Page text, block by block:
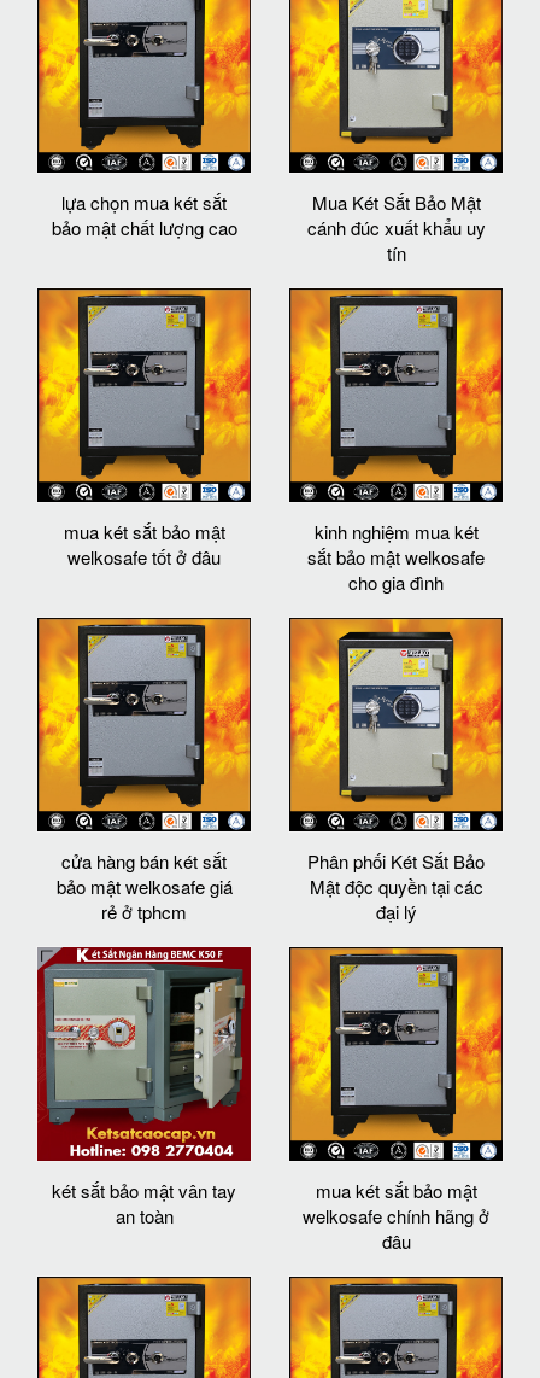
lựa chọn mua két sắt
bảo mật chất lượng cao
Mua Két Sắt Bảo Mật
cánh đúc xuất khẩu uy
tín
mua két sắt bảo mật
welkosafe tốt ở đâu
kinh nghiệm mua két
sắt bảo mật welkosafe
cho gia đình
cửa hàng bán két sắt
bảo mật welkosafe giá
rẻ ở tphcm
Phân phối Két Sắt Bảo
Mật độc quyền tại các
đại lý
két sắt bảo mật vân tay
an toàn
mua két sắt bảo mật
welkosafe chính hãng ở
đâu